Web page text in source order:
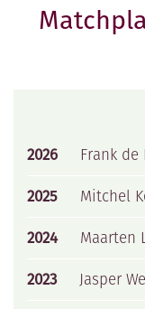
PROGRAMMA
GOLFBAAN
2026
Frank de
2025
Mitchel
2024
Maarten
2023
Jasper